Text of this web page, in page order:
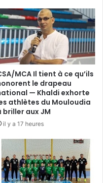
MCA Il tient à ce qu’ils
le drapeau
— Khaldi exhorte
athlètes du Mouloudia
briller aux JM
il y a 17 heures